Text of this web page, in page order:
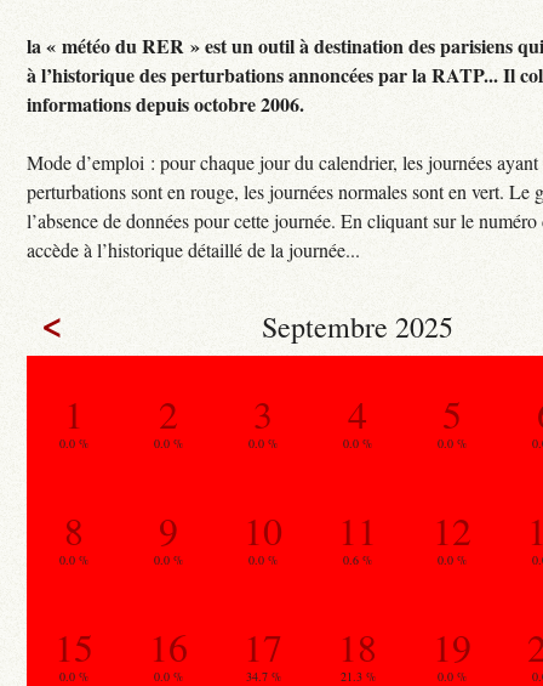
la « météo du RER » est un outil à destination des parisiens
à l’historique des perturbations annoncées par la RATP... Il
informations depuis octobre 2006.
Mode d’emploi : pour chaque jour du calendrier, les journées
perturbations sont en rouge, les journées normales sont en vert. Le
l’absence de données pour cette journée. En cliquant sur le
accède à l’historique détaillé de la journée...
< Septembre 2025
1
0.0 %
2
0.0 %
3
0.0 %
4
0.0 %
5
0.0 %
8
0.0 %
9
0.0 %
10
0.0 %
11
0.6 %
12
0.0 %
15
0.0 %
16
0.0 %
17
34.7 %
18
21.3 %
19
0.0 %